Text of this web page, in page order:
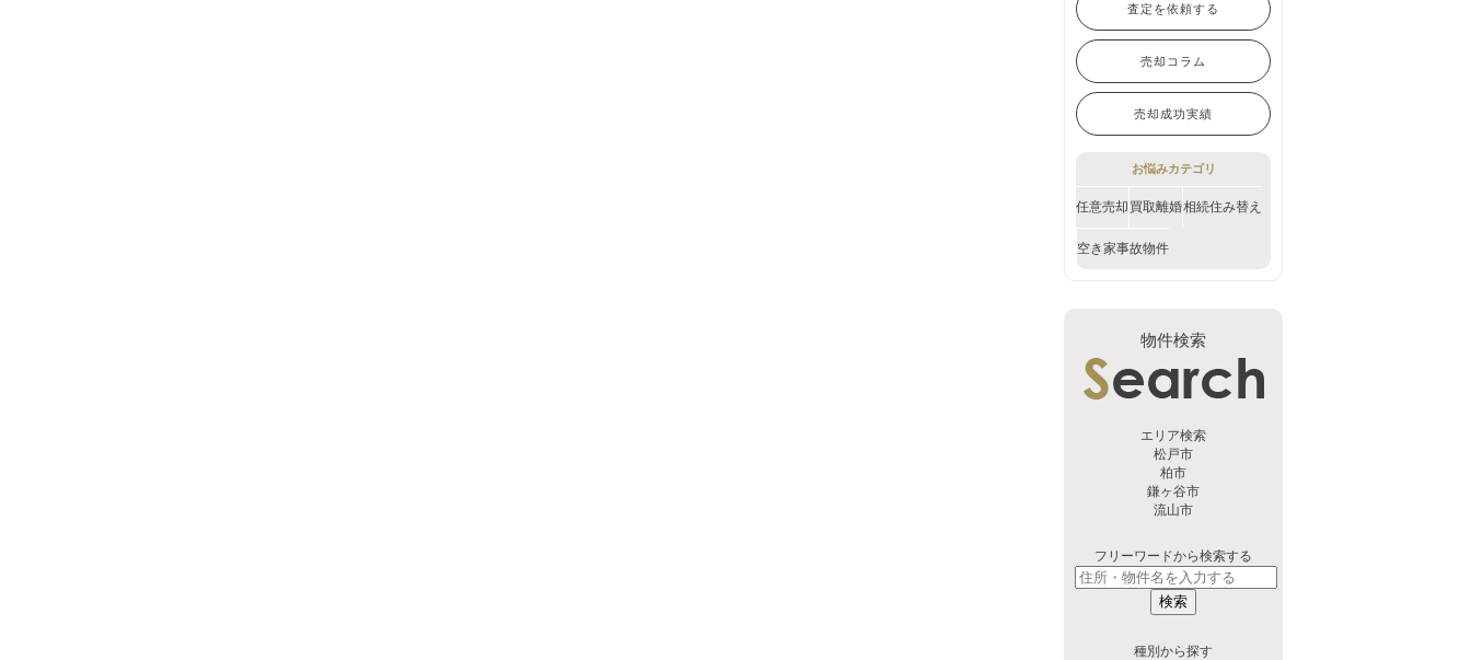
査定を依頼する
売却コラム
売却成功実績
お悩みカテゴリ
任意売却 買取離婚相続住み替え
空き家事故物件
物件検索
エリア検索
松戸市
柏市
鎌ヶ谷市
流山市
フリーワードから検索する
検索
種別から探す